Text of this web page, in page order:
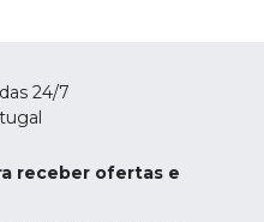
24/7
receber ofertas e